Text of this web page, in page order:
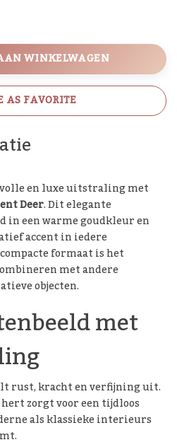
WINKELWAGEN
AS FAVORITE
en luxe uitstraling met
Deer. Dit elegante
in een warme goudkleur en
accent in iedere
formaat is het
met andere
objecten.
met
rust, kracht en verfijning uit.
zorgt voor een tijdloos
als klassieke interieurs